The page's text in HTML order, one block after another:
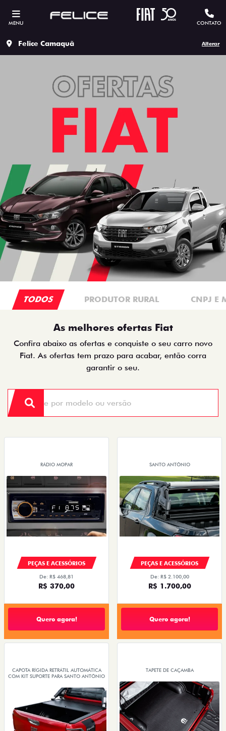
MENU CONTATO
Felice Camaquã Alterar
TODOS PRODUTOR RURAL CNPJ E
As melhores ofertas Fiat
Confira abaixo as ofertas e conquiste o seu carro novo
Fiat. As ofertas tem prazo para acabar, então corra
garantir o seu.
RÁDIO MOPAR
PEÇAS E ACESSÓRIOS
De: R$ 468,81
R$ 370,00
Quero agora!
SANTO ANTÔNIO
PEÇAS E ACESSÓRIOS
De: R$ 2.100,00
R$ 1.700,00
Quero agora!
CAPOTA RÍGIDA RETRÁTIL AUTOMÁTICA
COM KIT SUPORTE PARA SANTO ANTÔNIO
TAPETE DE CAÇAMBA